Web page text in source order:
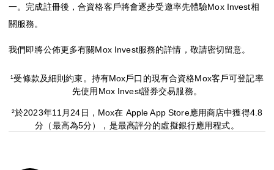
一。完成註冊後，合資格客戶將會逐步受邀率先體驗Mox Invest相
關服務。
我們即將公佈更多有關Mox Invest服務的詳情，敬請密切留意。
¹受條款及細則約束。持有Mox戶口的現有合資格Mox客戶可登記率
先使用Mox Invest證券交易服務。
²於2023年11月24日，Mox在 Apple App Store應用商店中獲得4.8
分（最高為5分），是最高評分的虛擬銀行應用程式。